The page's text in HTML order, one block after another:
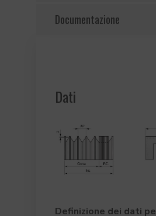
Documentazione
Dati
Definizione dei dati